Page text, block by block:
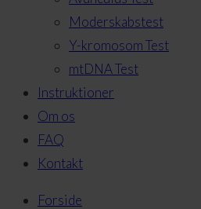
Moderskabstest
Y-kromosom Test
mtDNA Test
Instruktioner
Om os
FAQ
Kontakt
Forside